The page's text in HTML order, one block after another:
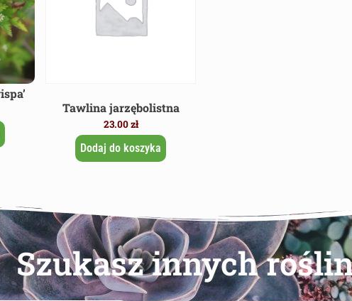
Tawlina jarzębolistna
23.00zł
Dodaj do koszyka
Szukasz innych